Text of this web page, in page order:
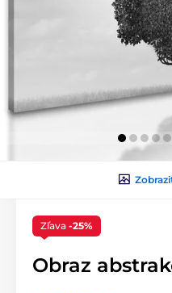
Zľava -25%
Obraz